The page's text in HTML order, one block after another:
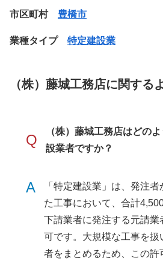
市区町村 豊橋市
業種タイプ 特定建設業
（株）藤城工務店に関する
Q
（株）藤城工務店はどの
設業者ですか？
A
「特定建設業」は、発注
た工事において、合計
下請業者に発注する元請業
可です。大規模な工事を扱
者をまとめるため、この許